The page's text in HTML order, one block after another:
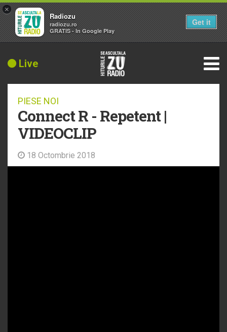
Live
PIESE NOI
Connect R - Repetent |
VIDEOCLIP
18 Octombrie 2018
×
Radiozu
radiozu.ro
GRATIS - In Google Play
Get it